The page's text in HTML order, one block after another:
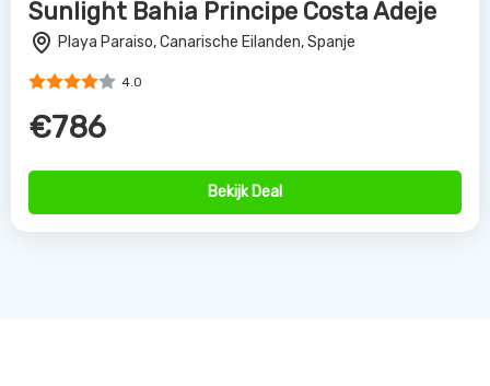
Sunlight Bahia Principe Costa Adeje
Playa Paraiso, Canarische Eilanden, Spanje
4.0
€786
Bekijk Deal